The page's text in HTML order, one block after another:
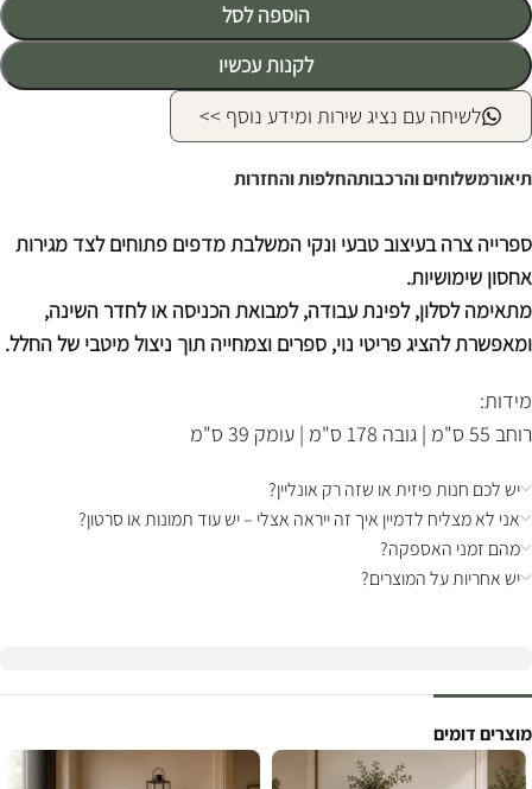
הוספה לסל
לקנות עכשיו
לשיחה עם נציג שירות ומידע נוסף >>
תיאורמשלוחים והרכבותהחלפות והחזרות
ספרייה צרה בעיצוב טבעי ונקי המשלבת מדפים פתוחים לצד מגירות
אחסון שימושיות.
מתאימה לסלון, לפינת עבודה, למבואת הכניסה או לחדר השינה,
ומאפשרת להציג פריטי נוי, ספרים וצמחייה תוך ניצול מיטבי של החלל.
מידות:
רוחב 55 ס"מ | גובה 178 ס"מ | עומק 39 ס"מ
יש לכם חנות פיזית או שזה רק אונליין?
אני לא מצליח לדמיין איך זה ייראה אצלי – יש עוד תמונות או סרטון?
מהם זמני האספקה?
יש אחריות על המוצרים?
מוצרים דומים